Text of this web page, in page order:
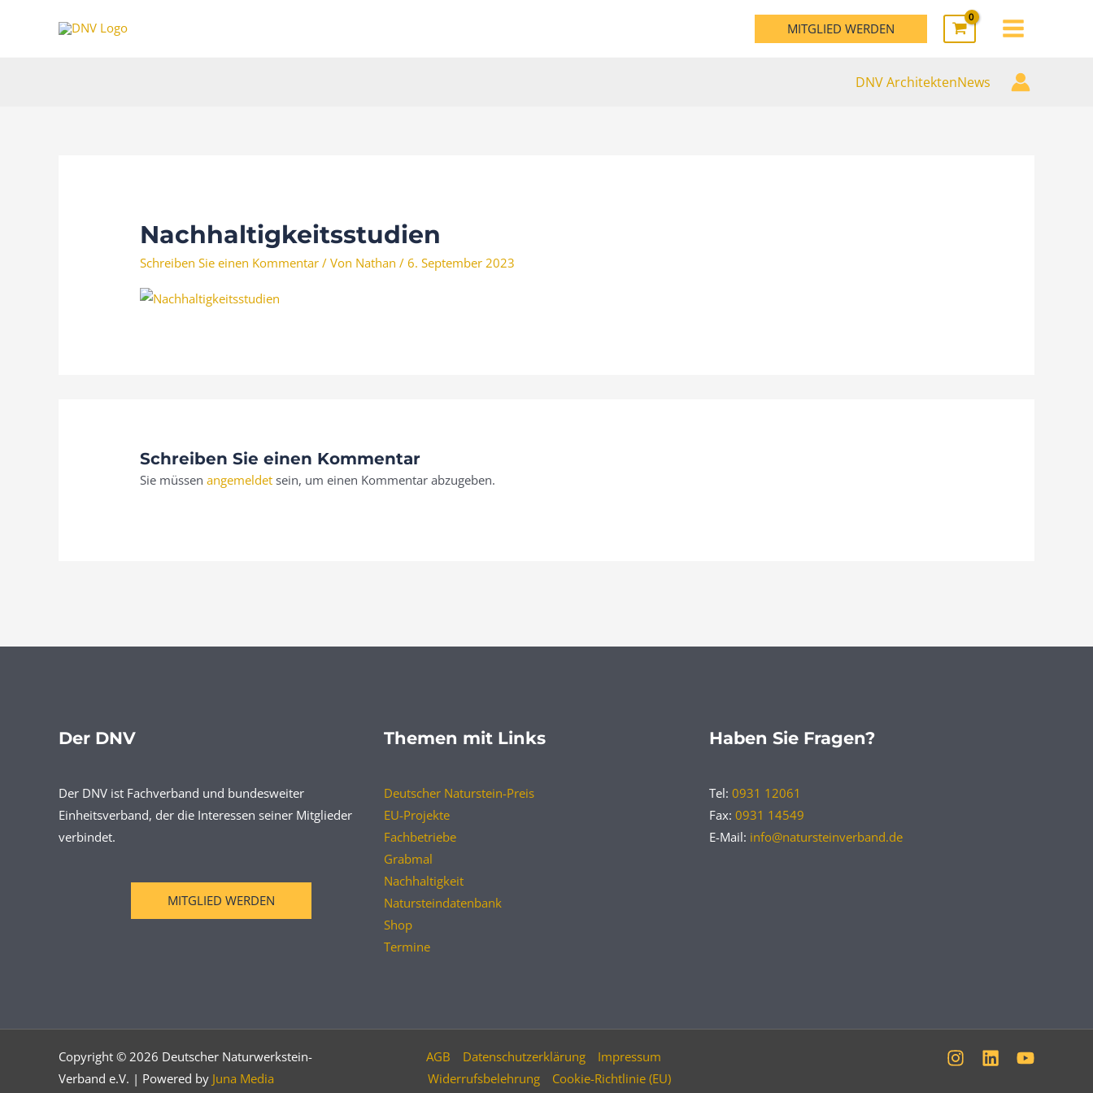
MITGLIED WERDEN
MAIN
DNV ArchitektenNews
Nachhaltigkeitsstudien
Schreiben Sie einen Kommentar / Von Nathan/6. September 2023
Schreiben Sie einen Kommentar
Sie müssenangemeldet sein, um einen Kommentar abzugeben.
Der DNV
Der DNV ist Fachverband und bundesweiter
Einheitsverband, der die Interessen seiner Mitglieder
verbindet.
MITGLIED WERDEN
Themen mit Links
Deutscher Naturstein-Preis
EU-Projekte
Fachbetriebe
Grabmal
Nachhaltigkeit
Natursteindatenbank
Shop
Termine
Haben Sie Fragen?
Tel: 0931 12061
Fax: 0931 14549
E-Mail: info@natursteinverband.de
Copyright © 2026 Deutscher Naturwerkstein-
Verband e.V. | Powered by Juna Media
AGB Datenschutzerklärung
Impressum
Widerrufsbelehrung
Cookie-Richtlinie (EU)